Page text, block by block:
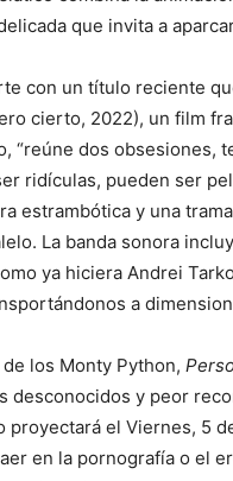
que invita a
con un título reciente
cierto, 2022), un film
“reúne dos obsesiones,
ridículas, pueden ser
estrambótica y una
La banda sonora
ya hiciera Andrei
a
los Monty Python,
desconocidos y peor
el Viernes, 5
en la pornografía o el